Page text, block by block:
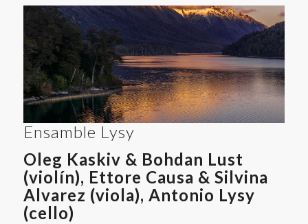
Ensamble Lysy
Oleg Kaskiv & Bohdan Lust
(violín), Ettore Causa & Silvina
Alvarez (viola), Antonio Lysy
(cello)